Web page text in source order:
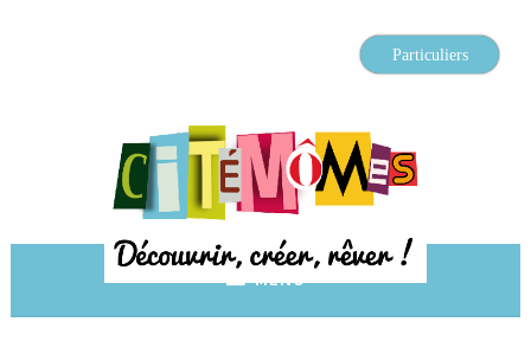
Particuliers
Citémômes
Découvrir, créer, rêver
MENU